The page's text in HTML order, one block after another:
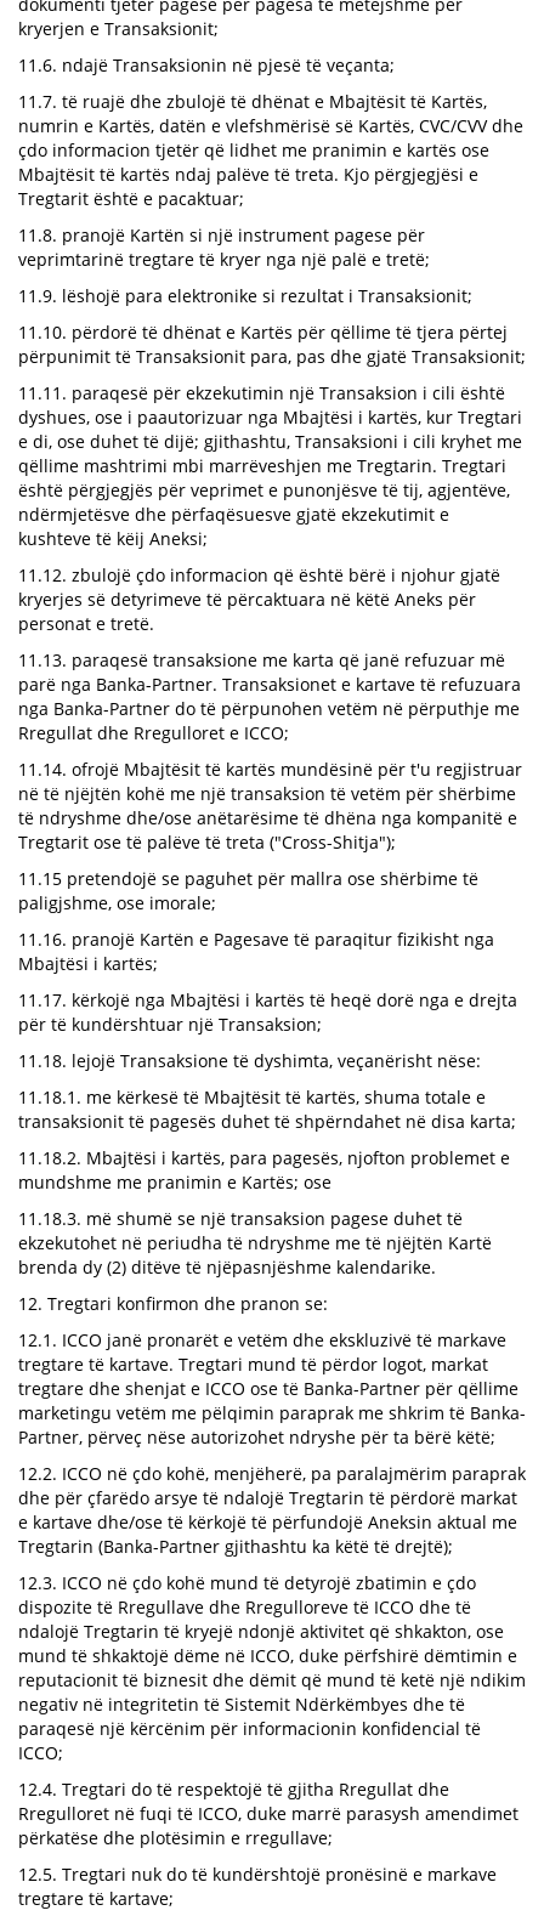
kryerjen e Transaksionit;
11.6. ndajë Transaksionin në pjesë të veçanta;
11.7. të ruajë dhe zbulojë të dhënat e Mbajtësit të Kartës,
numrin e Kartës, datën e vlefshmërisë së Kartës, CVC/CVV dhe
çdo informacion tjetër që lidhet me pranimin e kartës ose
Mbajtësit të kartës ndaj palëve të treta. Kjo përgjegjësi e
Tregtarit është e pacaktuar;
11.8. pranojë Kartën si një instrument pagese për
veprimtarinë tregtare të kryer nga një palë e tretë;
11.9. lëshojë para elektronike si rezultat i Transaksionit;
11.10. përdorë të dhënat e Kartës për qëllime të tjera përtej
përpunimit të Transaksionit para, pas dhe gjatë Transaksionit;
11.11. paraqesë për ekzekutimin një Transaksion i cili është
dyshues, ose i paautorizuar nga Mbajtësi i kartës, kur Tregtari
e di, ose duhet të dijë; gjithashtu, Transaksioni i cili kryhet me
qëllime mashtrimi mbi marrëveshjen me Tregtarin. Tregtari
është përgjegjës për veprimet e punonjësve të tij, agjentëve,
ndërmjetësve dhe përfaqësuesve gjatë ekzekutimit e
kushteve të këij Aneksi;
11.12. zbulojë çdo informacion që është bërë i njohur gjatë
kryerjes së detyrimeve të përcaktuara në këtë Aneks për
personat e tretë.
11.13. paraqesë transaksione me karta që janë refuzuar më
parë nga Banka-Partner. Transaksionet e kartave të refuzuara
nga Banka-Partner do të përpunohen vetëm në përputhje me
Rregullat dhe Rregulloret e ICCO;
11.14. ofrojë Mbajtësit të kartës mundësinë për t'u regjistruar
në të njëjtën kohë me një transaksion të vetëm për shërbime
të ndryshme dhe/ose anëtarësime të dhëna nga kompanitë e
Tregtarit ose të palëve të treta ("Cross-Shitja");
11.15 pretendojë se paguhet për mallra ose shërbime të
paligjshme, ose imorale;
11.16. pranojë Kartën e Pagesave të paraqitur fizikisht nga
Mbajtësi i kartës;
11.17. kërkojë nga Mbajtësi i kartës të heqë dorë nga e drejta
për të kundërshtuar një Transaksion;
11.18. lejojë Transaksione të dyshimta, veçanërisht nëse:
11.18.1. me kërkesë të Mbajtësit të kartës, shuma totale e
transaksionit të pagesës duhet të shpërndahet në disa karta;
11.18.2. Mbajtësi i kartës, para pagesës, njofton problemet e
mundshme me pranimin e Kartës; ose
11.18.3. më shumë se një transaksion pagese duhet të
ekzekutohet në periudha të ndryshme me të njëjtën Kartë
brenda dy (2) ditëve të njëpasnjëshme kalendarike.
12. Tregtari konfirmon dhe pranon se:
12.1. ICCO janë pronarët e vetëm dhe ekskluzivë të markave
tregtare të kartave. Tregtari mund të përdor logot, markat
tregtare dhe shenjat e ICCO ose të Banka-Partner për qëllime
marketingu vetëm me pëlqimin paraprak me shkrim të Banka-
Partner, përveç nëse autorizohet ndryshe për ta bërë këtë;
12.2. ICCO në çdo kohë, menjëherë, pa paralajmërim paraprak
dhe për çfarëdo arsye të ndalojë Tregtarin të përdorë markat
e kartave dhe/ose të kërkojë të përfundojë Aneksin aktual me
Tregtarin (Banka-Partner gjithashtu ka këtë të drejtë);
12.3. ICCO në çdo kohë mund të detyrojë zbatimin e çdo
dispozite të Rregullave dhe Rregulloreve të ICCO dhe të
ndalojë Tregtarin të kryejë ndonjë aktivitet që shkakton, ose
mund të shkaktojë dëme në ICCO, duke përfshirë dëmtimin e
reputacionit të biznesit dhe dëmit që mund të ketë një ndikim
negativ në integritetin të Sistemit Ndërkëmbyes dhe të
paraqesë një kërcënim për informacionin konfidencial të
ICCO;
12.4. Tregtari do të respektojë të gjitha Rregullat dhe
Rregulloret në fuqi të ICCO, duke marrë parasysh amendimet
përkatëse dhe plotësimin e rregullave;
12.5. Tregtari nuk do të kundërshtojë pronësinë e markave
tregtare të kartave;